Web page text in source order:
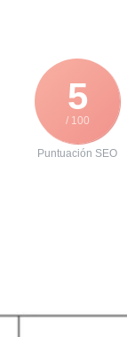
5
/ 100
Puntuación SEO